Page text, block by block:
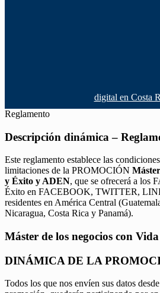
digital en Costa
Reglamento
Descripción dinámica –
Este reglamento establece las
limitaciones de la PROMOCIÓN
y Éxito y ADEN, que se ofrecerá a los
Éxito en FACEBOOK, TWITTER,
residentes en América Central
Nicaragua, Costa Rica y Panamá).
Máster de los negocios con
DINÁMICA DE LA
Todos los que nos envíen sus datos